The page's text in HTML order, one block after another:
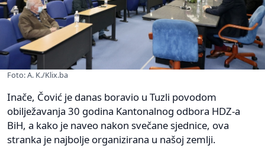
Foto: A. K./Klix.ba
Inače, Čović je danas boravio u Tuzli povodom
obilježavanja 30 godina Kantonalnog odbora HDZ-a
BiH, a kako je naveo nakon svečane sjednice, ova
stranka je najbolje organizirana u našoj zemlji.